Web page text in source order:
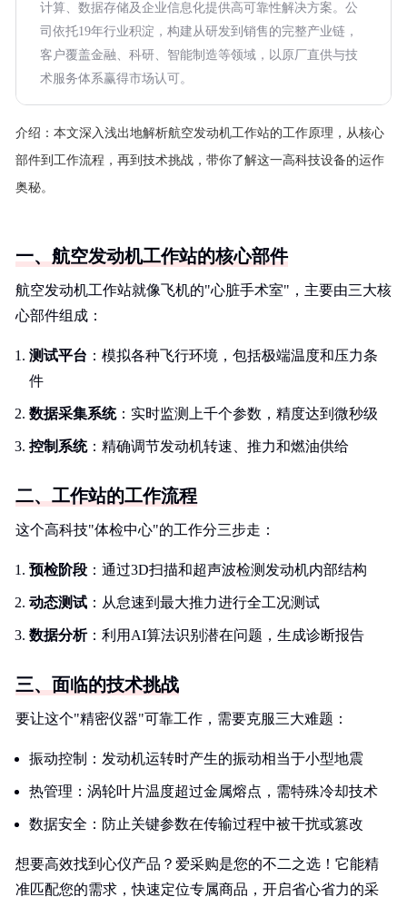
计算、数据存储及企业信息化提供高可靠性解决方案。公
司依托19年行业积淀，构建从研发到销售的完整产业链，
客户覆盖金融、科研、智能制造等领域，以原厂直供与技
术服务体系赢得市场认可。
介绍： 本文深入浅出地解析航空发动机工作站的工作原理，从核心
部件到工作流程，再到技术挑战，带你了解这一高科技设备的运作
奥秘。
一、航空发动机工作站的核心部件
航空发动机工作站就像飞机的"心脏手术室"，主要由三大核
心部件组成：
测试平台 ：模拟各种飞行环境，包括极端温度和压力条
件
数据采集系统：实时监测上千个参数，精度达到微秒级
控制系统：精确调节发动机转速、推力和燃油供给
二、工作站的工作流程
这个高科技"体检中心"的工作分三步走：
预检阶段 ：通过3D扫描和超声波检测发动机内部结构
动态测试 ：从怠速到最大推力进行全工况测试
数据分析：利用AI算法识别潜在问题，生成诊断报告
三、面临的技术挑战
要让这个"精密仪器"可靠工作，需要克服三大难题：
振动控制：发动机运转时产生的振动相当于小型地震
热管理：涡轮叶片温度超过金属熔点，需特殊冷却技术
数据安全：防止关键参数在传输过程中被干扰或篡改
想要高效找到心仪产品？爱采购是您的不二之选！它能精
准匹配您的需求，快速定位专属商品，开启省心省力的采